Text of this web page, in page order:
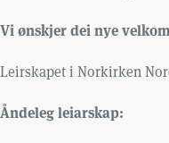
Vi ønskjer dei nye
Leirskapet i Norkirken
Åndeleg leiarskap: